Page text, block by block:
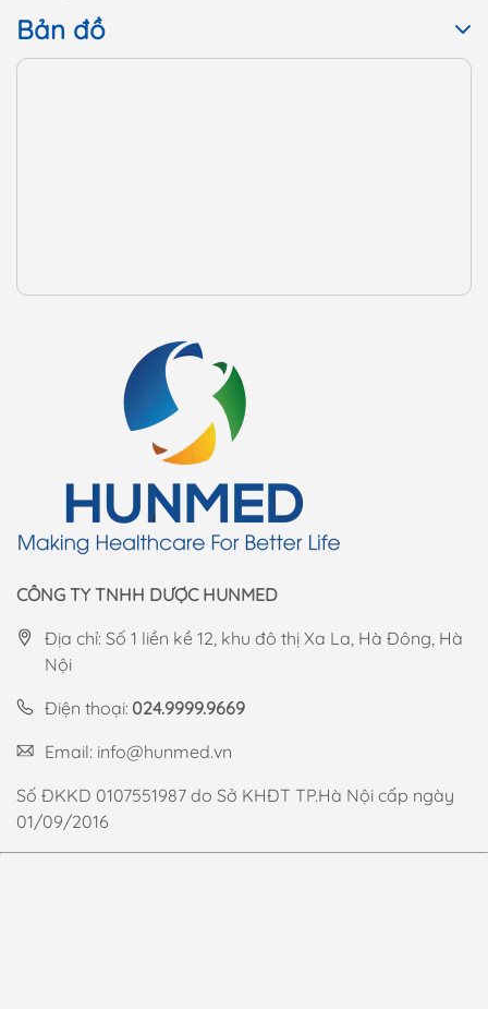
CÔNG TY TNHH DƯỢC HUNMED
Địa chỉ: Số 1 liền kề 12, khu đô thị Xa La, Hà Đông, Hà
Nội
Điện thoại: 024.9999.9669
Email: info@hunmed.vn
Số ĐKKD 0107551987 do Sở KHĐT TP.Hà Nội cấp ngày
01/09/2016
Bản đồ